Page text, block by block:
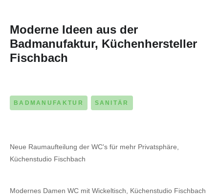
Moderne Ideen aus der
Badmanufaktur, Küchenhersteller
Fischbach
BADMANUFAKTUR SANITÄR
Neue Raumaufteilung der WC's für mehr Privatsphäre,
Küchenstudio Fischbach
Modernes Damen WC mit Wickeltisch, Küchenstudio Fischbach